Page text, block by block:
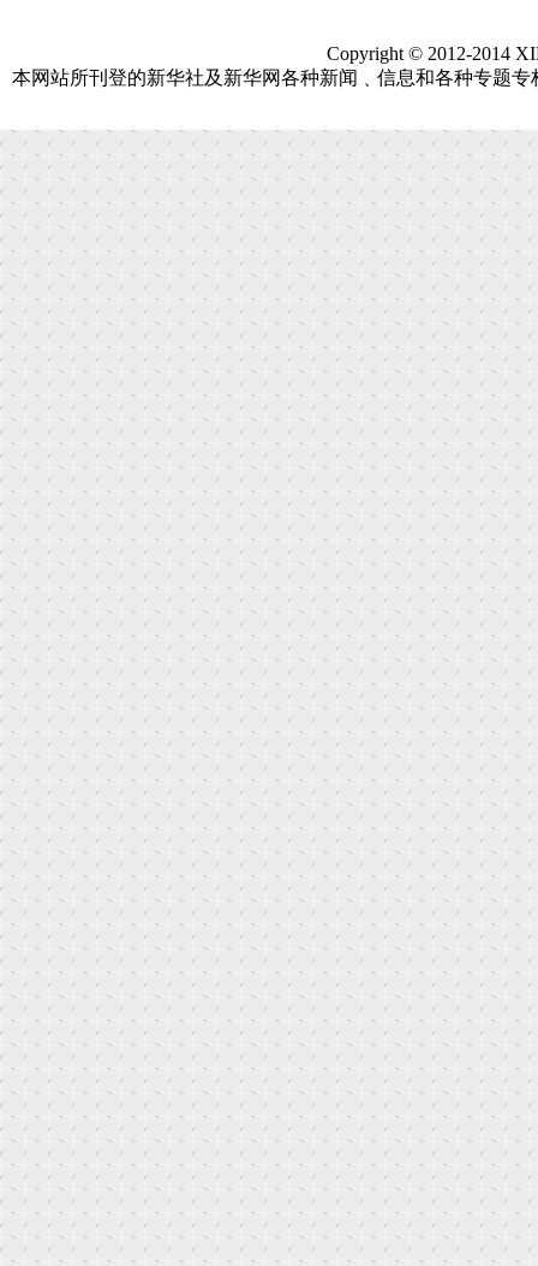
Copyright © 2012-2014
本网站所刊登的新华社及新华网各种新闻﹑信息和各种专题